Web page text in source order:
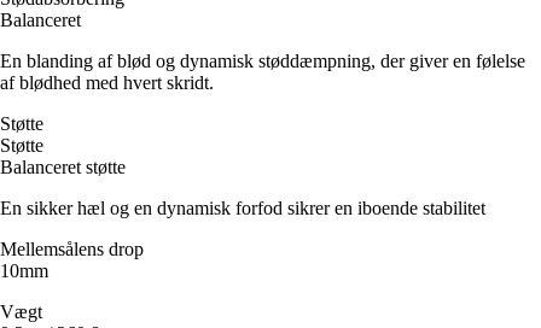
Balanceret
En blanding af blød og dynamisk støddæmpning, der giver en følelse
af blødhed med hvert skridt.
Støtte
Støtte
Balanceret støtte
En sikker hæl og en dynamisk forfod sikrer en iboende stabilitet
Mellemsålens drop
10mm
Vægt